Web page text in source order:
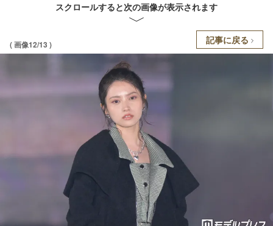
スクロールすると次の画像が表示されます
( 画像12/13 ) 記事に戻る